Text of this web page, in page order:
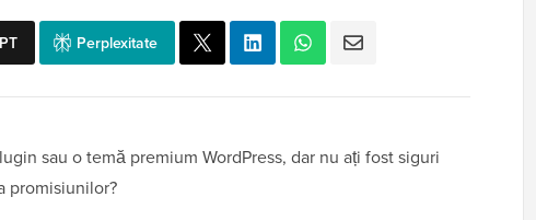
Perplexitate
sau o temă premium WordPress, dar nu ați fost siguri
promisiunilor?